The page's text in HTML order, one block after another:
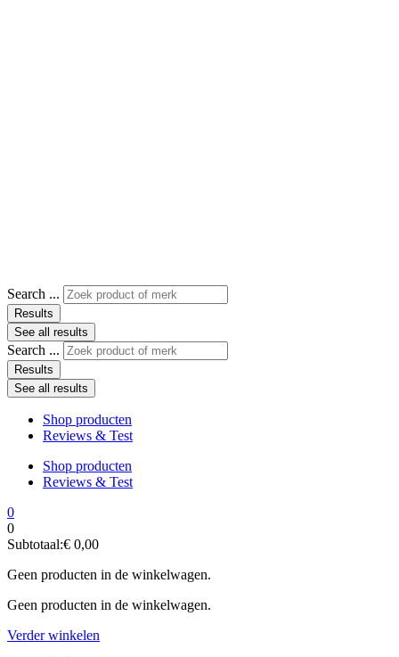
Search ...
Results
See all results
Search ...
Results
See all results
Shop producten
Reviews & Test
Shop producten
Reviews & Test
0
0
Subtotaal:€ 0,00
Geen producten in de winkelwagen.
Geen producten in de winkelwagen.
Verder winkelen